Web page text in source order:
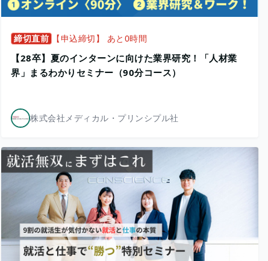
締切直前 【申込締切】 あと0時間
【28卒】夏のインターンに向けた業界研究！「人材業
界」まるわかりセミナー（90分コース）
株式会社メディカル・プリンシプル社